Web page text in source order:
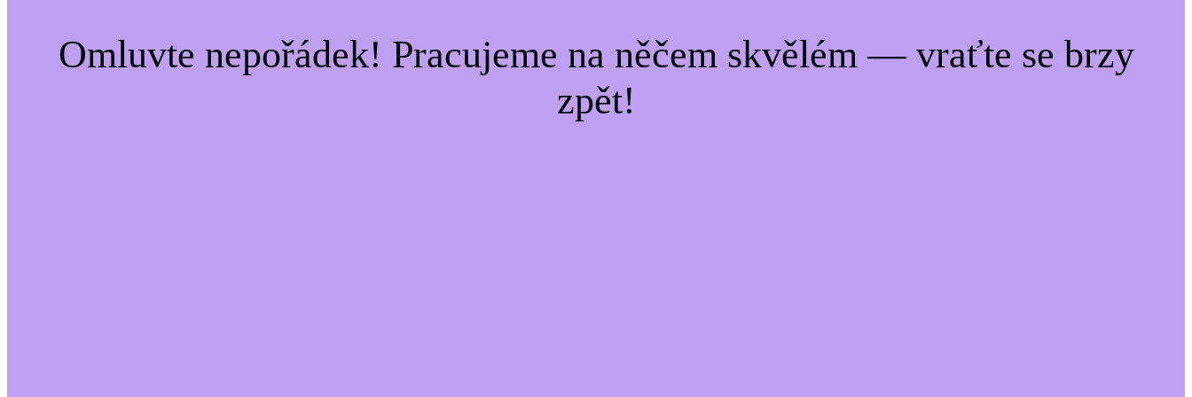
Omluvte nepořádek! Pracujeme na něčem skvělém — vraťte se brzy
zpět!